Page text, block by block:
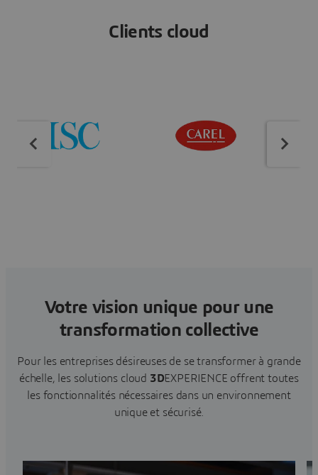
Clients cloud
Votre vision unique pour une
transformation collective
Pour les entreprises désireuses de se transformer à grande
échelle, les solutions cloud 3DEXPERIENCE offrent toutes
les fonctionnalités nécessaires dans un environnement
unique et sécurisé.